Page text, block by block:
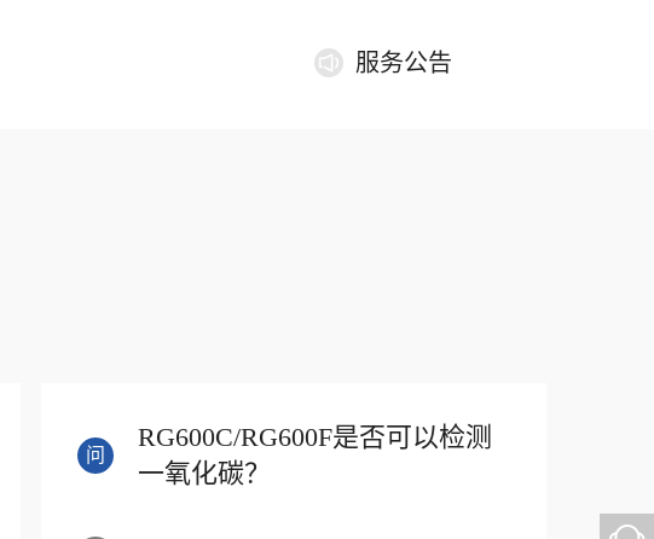
服务公告
问
RG600C/RG600F是否可以检测
一氧化碳？